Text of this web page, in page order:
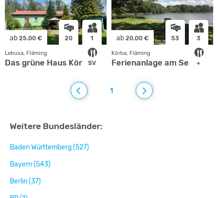
ab 25.00 € 20 1
SV
Lebusa, Fläming
Das grüne Haus Körba
ab 20.00 € 53 3
+
Körba, Fläming
Ferienanlage am See
1
Weitere Bundesländer:
Baden Württemberg (527)
Bayern (543)
Berlin (37)